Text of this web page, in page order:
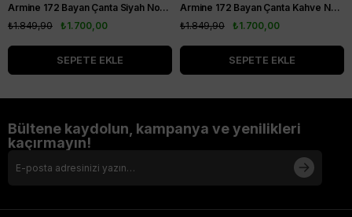
Armine 172 Bayan Çanta Siyah Noktalı
₺1.700,00
₺1.849,90
SEPETE EKLE
Armine 172 Bayan Çanta Kahve Noktalı
₺1.700,00
₺1.849,90
SEPETE EKLE
Bültene kaydolun, kampanya ve yenilikleri
kaçırmayın!